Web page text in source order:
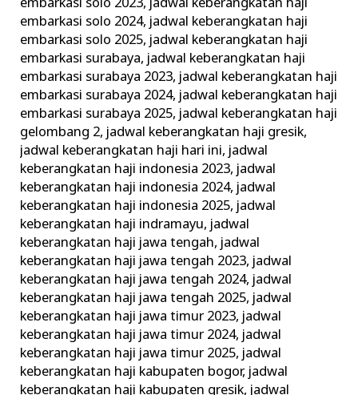
embarkasi solo 2023, jadwal keberangkatan haji
embarkasi solo 2024, jadwal keberangkatan haji
embarkasi solo 2025, jadwal keberangkatan haji
embarkasi surabaya, jadwal keberangkatan haji
embarkasi surabaya 2023, jadwal keberangkatan haji
embarkasi surabaya 2024, jadwal keberangkatan haji
embarkasi surabaya 2025, jadwal keberangkatan haji
gelombang 2, jadwal keberangkatan haji gresik,
jadwal keberangkatan haji hari ini, jadwal
keberangkatan haji indonesia 2023, jadwal
keberangkatan haji indonesia 2024, jadwal
keberangkatan haji indonesia 2025, jadwal
keberangkatan haji indramayu, jadwal
keberangkatan haji jawa tengah, jadwal
keberangkatan haji jawa tengah 2023, jadwal
keberangkatan haji jawa tengah 2024, jadwal
keberangkatan haji jawa tengah 2025, jadwal
keberangkatan haji jawa timur 2023, jadwal
keberangkatan haji jawa timur 2024, jadwal
keberangkatan haji jawa timur 2025, jadwal
keberangkatan haji kabupaten bogor, jadwal
keberangkatan haji kabupaten gresik, jadwal